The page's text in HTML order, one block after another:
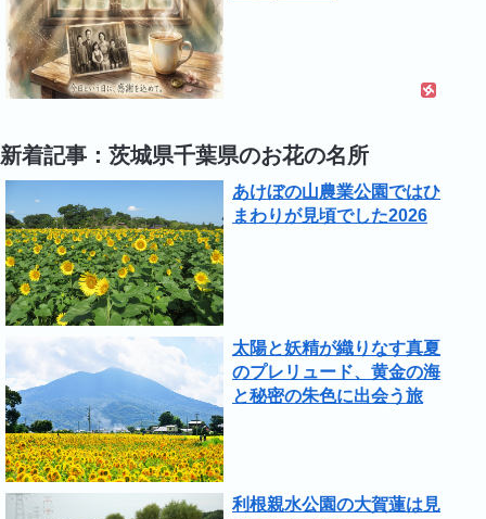
新着記事：茨城県千葉県のお花の名所
あけぼの山農業公園ではひ
まわりが見頃でした2026
太陽と妖精が織りなす真夏
のプレリュード、黄金の海
と秘密の朱色に出会う旅
利根親水公園の大賀蓮は見